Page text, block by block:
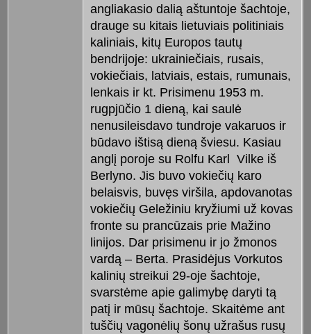
angliakasio dalią aštuntoje šachtoje,
drauge su kitais lietuviais politiniais
kaliniais, kitų Europos tautų
bendrijoje: ukrainiečiais, rusais,
vokiečiais, latviais, estais, rumunais,
lenkais ir kt. Prisimenu 1953 m.
rugpjūčio 1 dieną, kai saulė
nenusileisdavo tundroje vakaruos ir
būdavo ištisą dieną šviesu. Kasiau
anglį poroje su Rolfu Karl Vilke iš
Berlyno. Jis buvo vokiečių karo
belaisvis, buvęs viršila, apdovanotas
vokiečių Geležiniu kryžiumi už kovas
fronte su prancūzais prie Mažino
linijos. Dar prisimenu ir jo žmonos
vardą – Berta. Prasidėjus Vorkutos
kalinių streikui 29-oje šachtoje,
svarstėme apie galimybę daryti tą
patį ir mūsų šachtoje. Skaitėme ant
tuščių vagonėlių šonų užrašus rusų